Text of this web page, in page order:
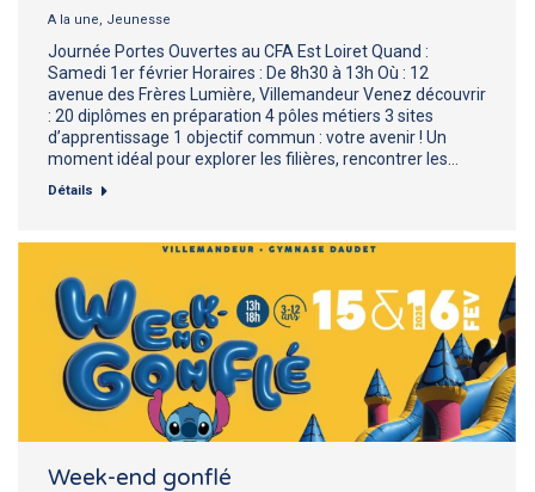
A la une, Jeunesse
Journée Portes Ouvertes au CFA Est Loiret Quand :
Samedi 1er février Horaires : De 8h30 à 13h Où : 12
avenue des Frères Lumière, Villemandeur Venez découvrir
: 20 diplômes en préparation 4 pôles métiers 3 sites
d’apprentissage 1 objectif commun : votre avenir ! Un
moment idéal pour explorer les filières, rencontrer les…
Détails
Week-end gonflé